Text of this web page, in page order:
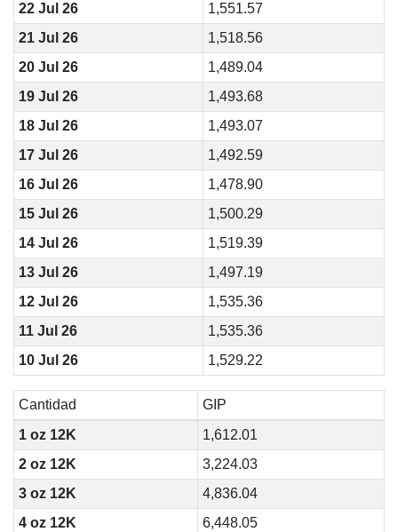
22 Jul 26
1,551.57
21 Jul 26
1,518.56
20 Jul 26
1,489.04
19 Jul 26
1,493.68
18 Jul 26
1,493.07
17 Jul 26
1,492.59
16 Jul 26
1,478.90
15 Jul 26
1,500.29
14 Jul 26
1,519.39
13 Jul 26
1,497.19
12 Jul 26
1,535.36
11 Jul 26
1,535.36
10 Jul 26
1,529.22
Cantidad
GIP
1 oz 12K
1,612.01
2 oz 12K
3,224.03
3 oz 12K
4,836.04
4 oz 12K
6,448.05